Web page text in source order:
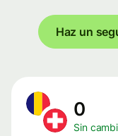
Haz un
0
Sin